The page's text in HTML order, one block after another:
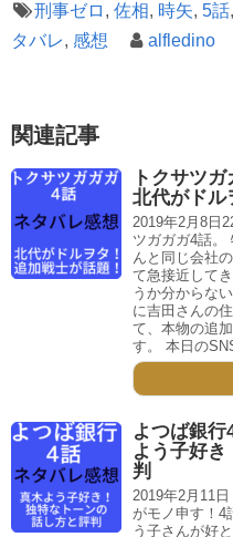
刑事ゼロ , 佐相, 時矢, 5話,
タバレ, 感想 alfledino
関連記事
トクサツ
北代がドル
2019年2月8日
ツガガガ4話。
んと同じ会社
て急接近して
うか分からな
に吉田さんの
て、本物の追
す。 本日の
よつば銀
よう子好
判
2019年2月11
がモノ申す！4
う子さんが好